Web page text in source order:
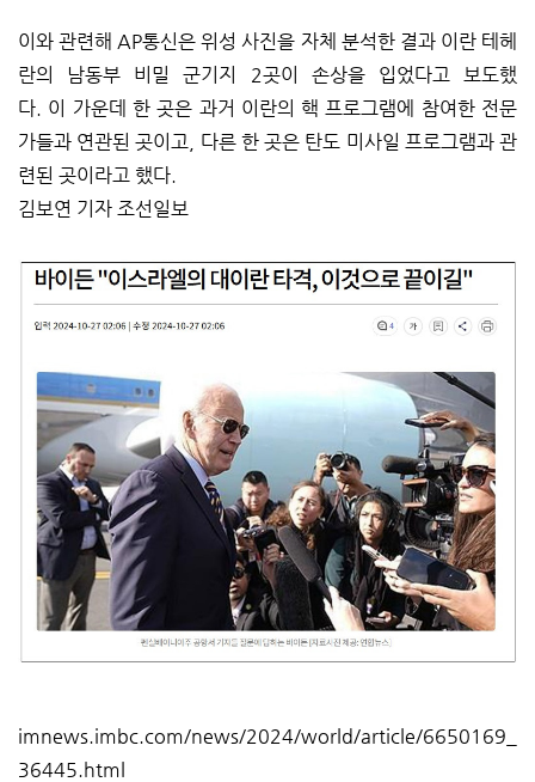
이와 관련해 AP통신은 위성 사진을 자체 분석한 결과 이란 테헤
란의 남동부 비밀 군기지 2곳이 손상을 입었다고 보도했
다. 이 가운데 한 곳은 과거 이란의 핵 프로그램에 참여한 전문
가들과 연관된 곳이고, 다른 한 곳은 탄도 미사일 프로그램과 관
련된 곳이라고 했다.
김보연 기자 조선일보
imnews.imbc.com/news/2024/world/article/6650169_
36445.html